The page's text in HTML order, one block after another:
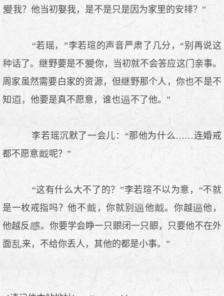
我？他当初娶我，是不是只是因为家里的安排？”
“若瑶，”李若瑄的声音严肃了几分，“别再说这
话了。继野要是不
你，当初就不会答应这门亲事。
周家虽然需要白家的资源，但继野那个人，你也不是不
知
，他要是真不愿意，谁也 不了他。”
李若瑶沉默了一会儿：“那他为什么……连婚戒
都不愿意
呢？”
“这有什么大不了的？”李若瑄不以为意，“不就
是一枚戒指吗？他不
，你就别 他 。你越
他，
他越反
。你要学会睁一只 闭一只
，只要他不在外
面
来，不给你丢人，其他的都是小事。”